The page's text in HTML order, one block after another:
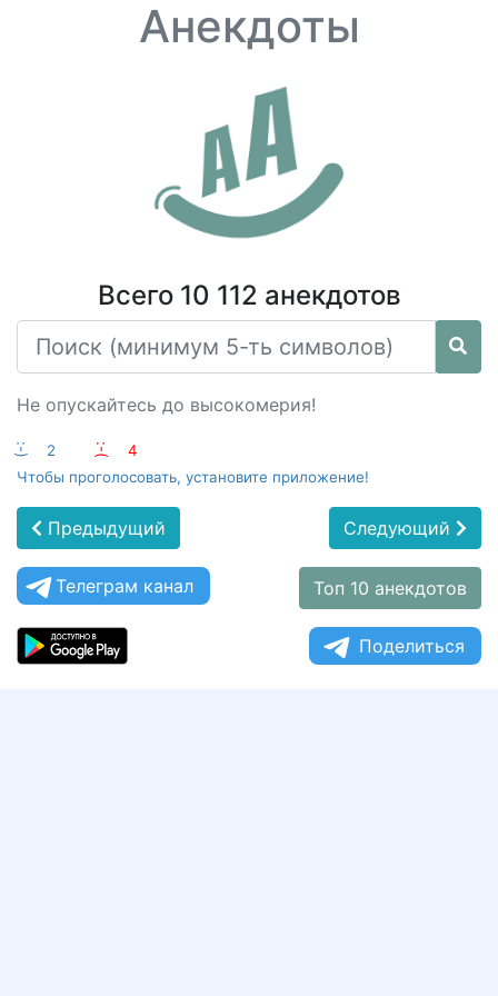
Анекдоты
Всего 10 112 анекдотов
Не опускайтесь до высокомерия!
:-) 2 :-(
4
Чтобы проголосовать, установите приложение!
Предыдущий Следующий
Телеграм канал Топ 10 анекдотов
Поделиться